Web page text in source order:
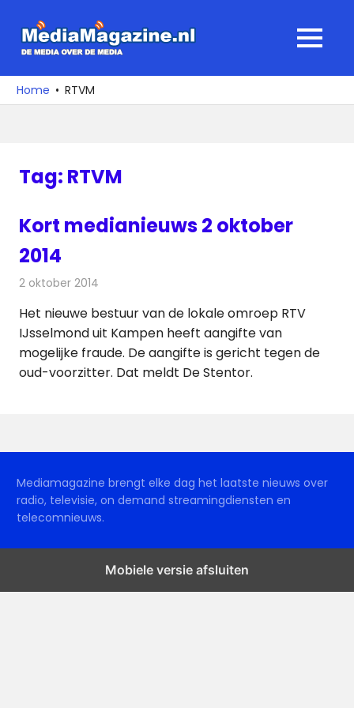
naar
media
over
MENU
Home RTVM
Tag: RTVM
Kort medianieuws 2 oktober
2014
2 oktober 2014
Het nieuwe bestuur van de lokale omroep RTV
IJsselmond uit Kampen heeft aangifte van
mogelijke fraude. De aangifte is gericht tegen de
oud-voorzitter. Dat meldt De Stentor.
Mediamagazine brengt elke dag het laatste nieuws over
radio, televisie, on demand streamingdiensten en
telecomnieuws.
Mobiele versie afsluiten